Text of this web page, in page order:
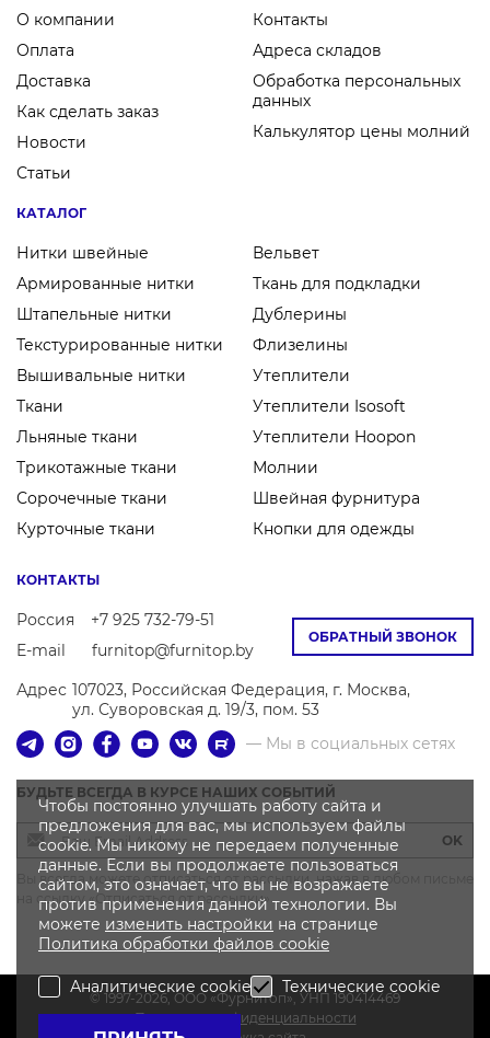
О компании
Оплата
Доставка
Как сделать заказ
Новости
Статьи
Контакты
Адреса складов
Обработка персональных
данных
Калькулятор цены молний
КАТАЛОГ
Нитки швейные
Армированные нитки
Штапельные нитки
Текстурированные нитки
Вышивальные нитки
Ткани
Льняные ткани
Трикотажные ткани
Сорочечные ткани
Курточные ткани
Вельвет
Ткань для подкладки
Дублерины
Флизелины
Утеплители
Утеплители Isosoft
Утеплители Hoopon
Молнии
Швейная фурнитура
Кнопки для одежды
ОБРАТНЫЙ ЗВОНОК
КОНТАКТЫ
Россия
+7 925 732-79-51
E-mail
furnitop@furnitop.by
Адрес 107023, Российская Федерация, г. Москва,
ул. Суворовская д. 19/3, пом. 53
— Мы в социальных сетях
БУДЬТЕ ВСЕГДА В КУРСЕ НАШИХ СОБЫТИЙ
OK
Вы всегда можете отписаться от рассылки, нажав в любом письме
на ссылку «Отписаться от рассылки»
© 1997-2026, OOO «Фурнитоп», УНП 190414469
Политика конфиденциальности
Чтобы постоянно улучшать работу сайта и
предложения для вас, мы используем файлы
cookie. Мы никому не передаем полученные
данные. Если вы продолжаете пользоваться
сайтом, это означает, что вы не возражаете
против применения данной технологии. Вы
можете изменить настройки на странице
Политика обработки файлов cookie
Аналитические cookie Технические cookie